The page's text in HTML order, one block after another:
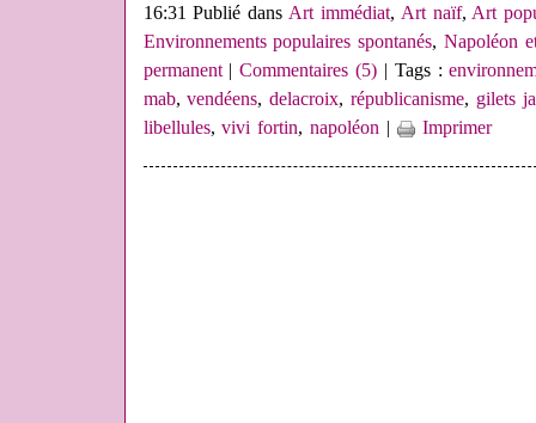
16:31 Publié dansArt immédiat, Art naïf,Art
Environnements populaires spontanés,Napoléon
permanent|Commentaires (5) | Tags :
mab,vendéens,delacroix,républicanisme, gilets
libellules,vivi fortin,napoléon | Imprimer